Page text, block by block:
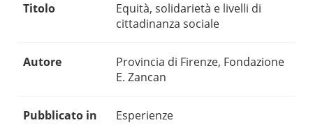
Titolo
Equità, solidarietà e livelli di
cittadinanza sociale
Autore
Provincia di Firenze, Fondazione
E. Zancan
Pubblicato in Esperienze